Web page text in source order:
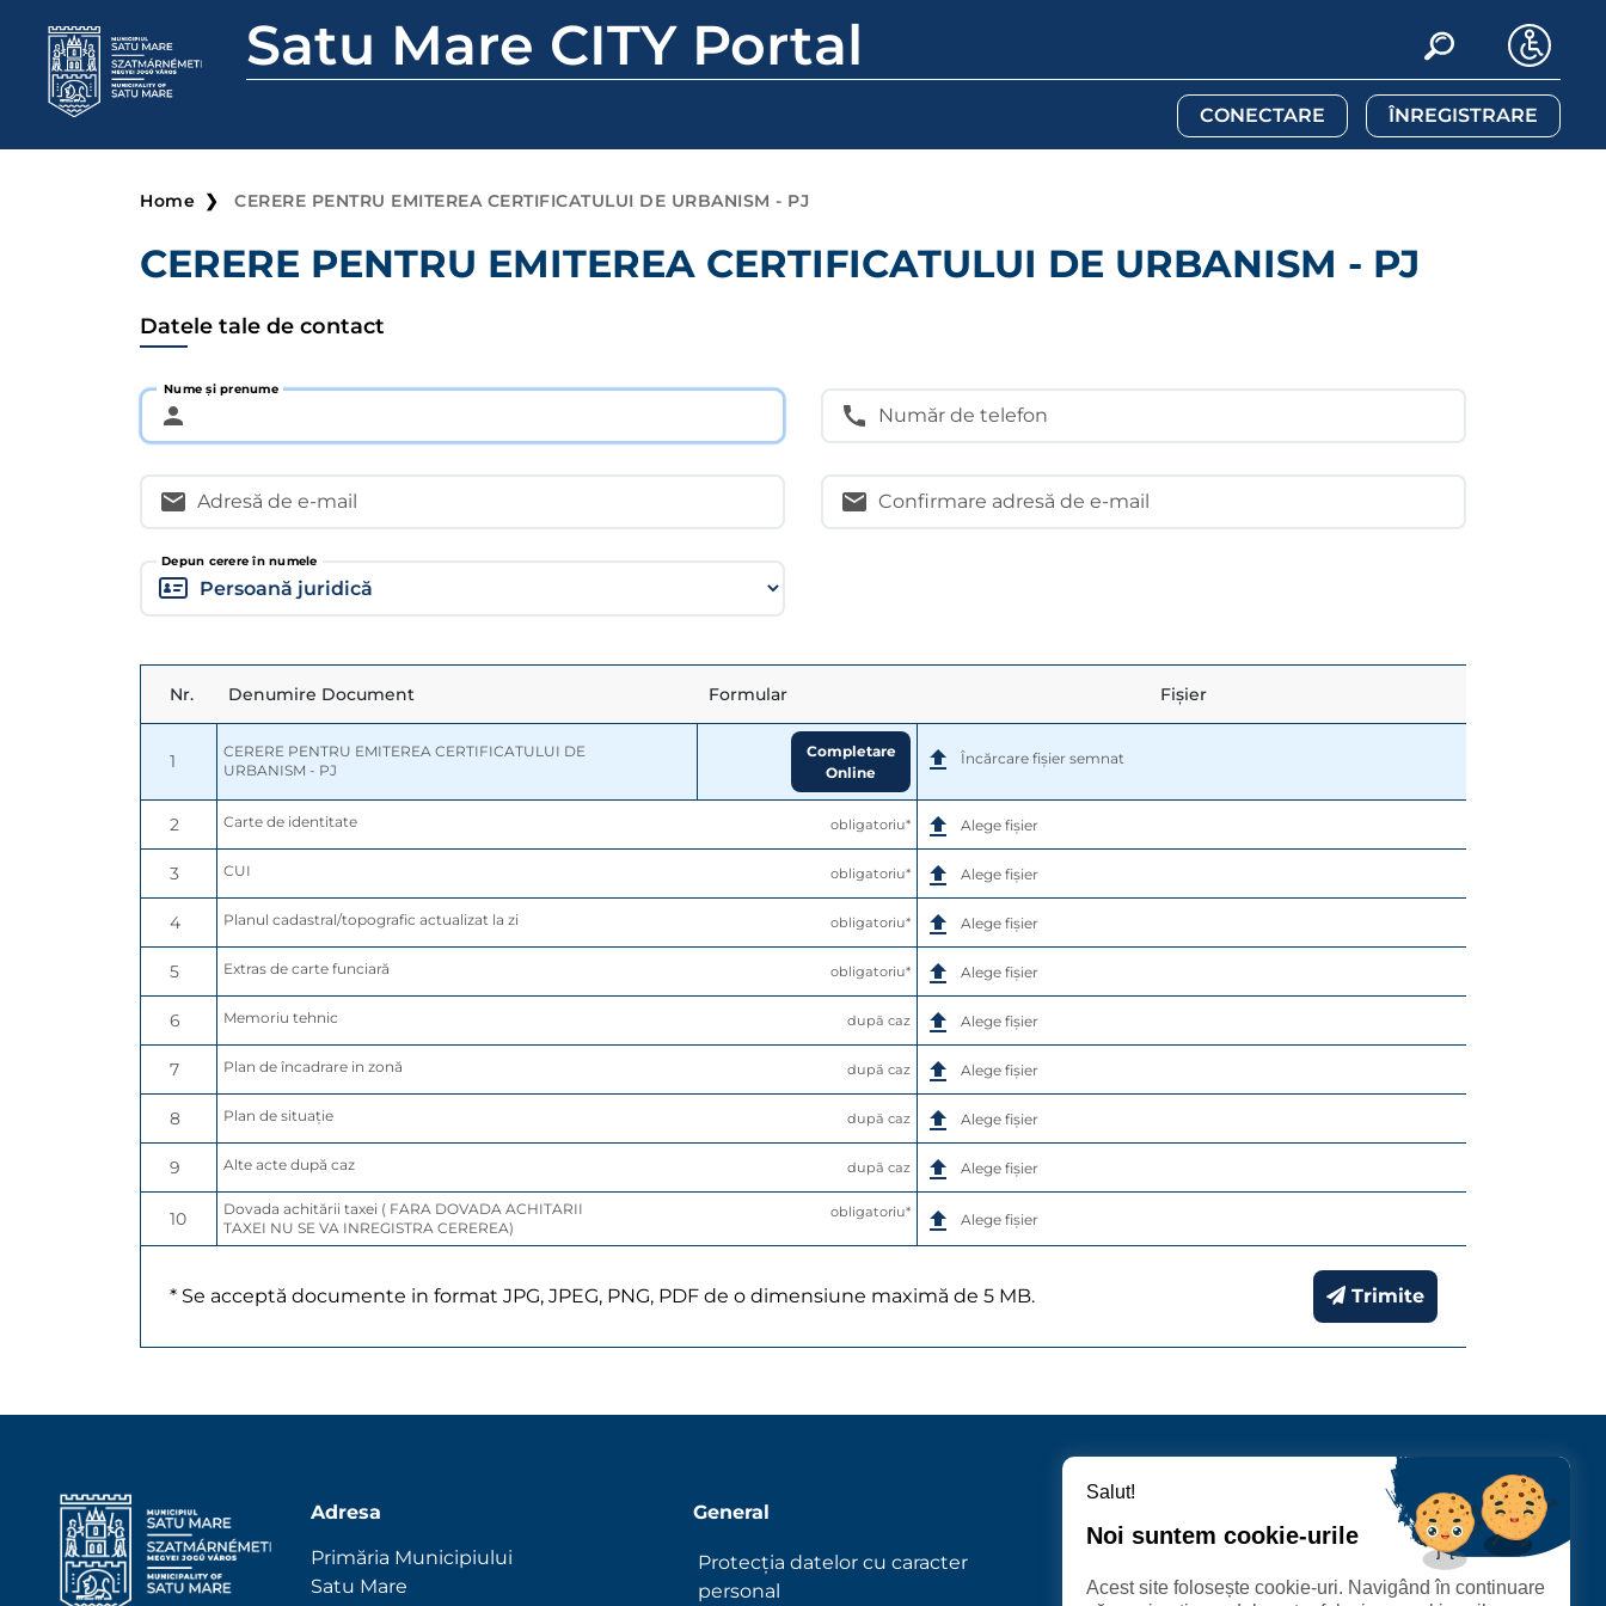
Satu Mare CITY Portal
CONECTARE ÎNREGISTRARE
Home CERERE PENTRU EMITEREA CERTIFICATULUI DE URBANISM - PJ
CERERE PENTRU EMITEREA CERTIFICATULUI DE URBANISM - PJ
Datele tale de contact
Nume și prenume
Număr de telefon
Adresă de e-mail Confirmare adresă de e-mail
Depun cerere în numele
Nr. Denumire Document Formular Fișier
1
CERERE PENTRU EMITEREA CERTIFICATULUI DE
URBANISM - PJ
Completare
Online
Încărcare fișier semnat
2 obligatoriu*
Carte de identitate Alege fișier
3 obligatoriu*
CUI Alege fișier
4 obligatoriu*
Planul cadastral/topografic actualizat la zi Alege fișier
5 obligatoriu*
Extras de carte funciară Alege fișier
6 după caz
Memoriu tehnic Alege fișier
7 după caz
Plan de încadrare in zonă Alege fișier
8 după caz
Plan de situație Alege fișier
9 după caz
Alte acte după caz Alege fișier
10 obligatoriu*
Dovada achitării taxei ( FARA DOVADA ACHITARII
TAXEI NU SE VA INREGISTRA CEREREA)
Alege fișier
* Se acceptă documente in format JPG, JPEG, PNG, PDF de o dimensiune maximă de 5 MB. Trimite
Adresa
Primăria Municipiului
Satu Mare
General
Protecția datelor cu caracter
personal
Un proiect dezvoltat
de
Salut!
Noi suntem cookie-urile
Acest site folosește cookie-uri. Navigând în continuare